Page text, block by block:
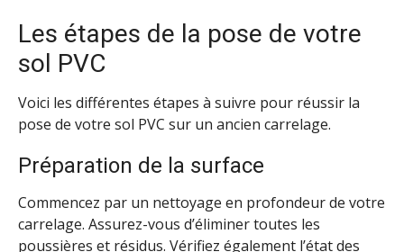
Les étapes de la pose de votre
sol PVC
Voici les différentes étapes à suivre pour réussir la
pose de votre sol PVC sur un ancien carrelage.
Préparation de la surface
Commencez par un nettoyage en profondeur de votre
carrelage. Assurez-vous d’éliminer toutes les
poussières et résidus. Vérifiez également l’état des